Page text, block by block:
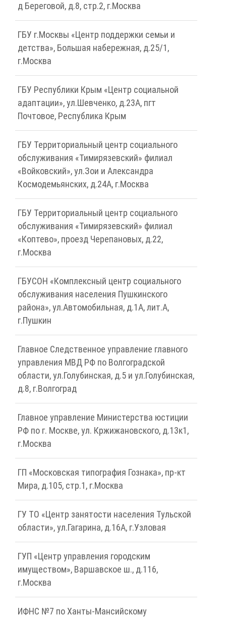
д Береговой, д.8, стр.2, г.Москва
ГБУ г.Москвы «Центр поддержки семьи и
детства», Большая набережная, д.25/1,
г.Москва
ГБУ Республики Крым «Центр социальной
адаптации», ул.Шевченко, д.23А, пгт
Почтовое, Республика Крым
ГБУ Территориальный центр социального
обслуживания «Тимирязевский» филиал
«Войковский», ул.Зои и Александра
Космодемьянских, д.24А, г.Москва
ГБУ Территориальный центр социального
обслуживания «Тимирязевский» филиал
«Коптево», проезд Черепановых, д.22,
г.Москва
ГБУСОН «Комплексный центр социального
обслуживания населения Пушкинского
района», ул.Автомобильная, д.1А, лит.А,
г.Пушкин
Главное Следственное управление главного
управления МВД РФ по Волгоградской
области, ул.Голубинская, д.5 и ул.Голубинская,
д.8, г.Волгоград
Главное управление Министерства юстиции
РФ по г. Москве, ул. Кржижановского, д.13к1,
г.Москва
ГП «Московская типография Гознака», пр-кт
Мира, д.105, стр.1, г.Москва
ГУ ТО «Центр занятости населения Тульской
области», ул.Гагарина, д.16А, г.Узловая
ГУП «Центр управления городским
имуществом», Варшавское ш., д.116,
г.Москва
ИФНС №7 по Ханты-Мансийскому